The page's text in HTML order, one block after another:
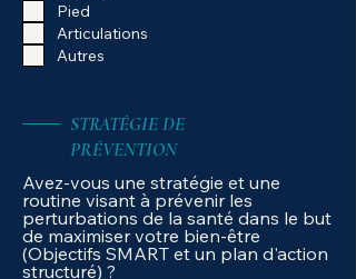
Pied
Articulations
Autres
STRATÉGIE DE
PRÉVENTION
Avez-vous une stratégie et une
routine visant à prévenir les
perturbations de la santé dans le but
de maximiser votre bien-être
(Objectifs SMART et un plan d'action
structuré) ?